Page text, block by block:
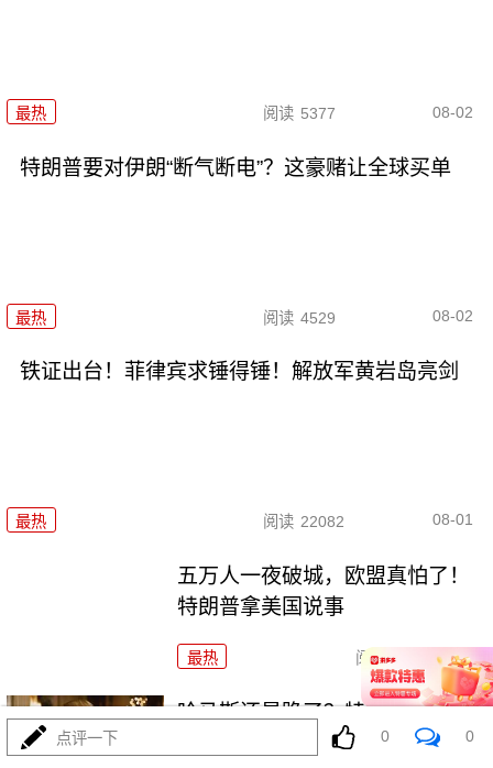
最热 阅读 5377 08-02
特朗普要对伊朗“断气断电”？这豪赌让全球买单
最热 阅读 4529 08-02
铁证出台！菲律宾求锤得锤！解放军黄岩岛亮剑
最热 阅读 22082 08-01
五万人一夜破城，欧盟真怕了！
特朗普拿美国说事
最热 阅读 14962
哈马斯还是跪了？特朗普高调宣
点评一下 0 0